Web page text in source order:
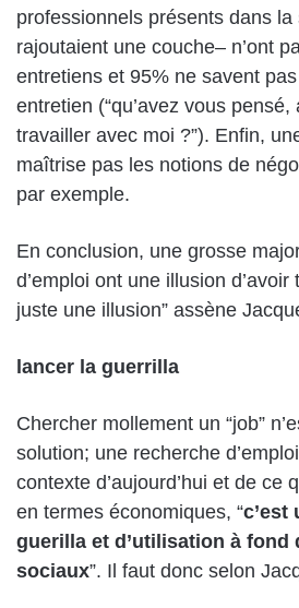
professionnels présents dans la
rajoutaient une couche– n’ont
entretiens et 95% ne savent
entretien (“qu’avez vous
travailler avec moi ?”). Enfin,
maîtrise pas les notions de
par exemple.
En conclusion, une grosse
d’emploi ont une illusion d’avoir
juste une illusion” assène
lancer la guerrilla
Chercher mollement un “job”
solution; une recherche
contexte d’aujourd’hui et de ce
en termes économiques, “c’est
guerilla et d’utilisation à fond
sociaux”. Il faut donc selon